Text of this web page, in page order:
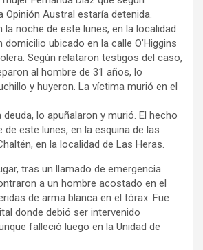
Opinión Austral estaría detenida.
la noche de este lunes, en la localidad
domicilio ubicado en la calle O’Higgins
Según relataron testigos del caso,
al hombre de 31 años, lo
y huyeron. La víctima murió en el
lo apuñalaron y murió. El hecho
este lunes, en la esquina de las
en la localidad de Las Heras.
tras un llamado de emergencia.
a un hombre acostado en el
de arma blanca en el tórax. Fue
donde debió ser intervenido
falleció luego en la Unidad de